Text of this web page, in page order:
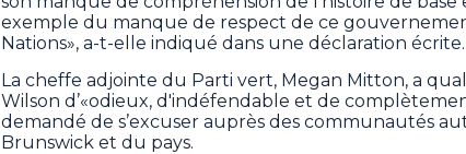
exemple du manque de respect de ce
Nations», a-t-elle indiqué dans une déclaration écrite.
La cheffe adjointe du Parti vert, Megan Mitton, a
Wilson d’«odieux, d'indéfendable et de
demandé de s’excuser auprès des communautés
Brunswick et du pays.